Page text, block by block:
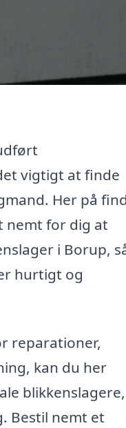
vigtigt at finde
Her på
nemt for dig at
i Borup,
hurtigt og
reparationer,
kan du her
blikkenslagere,
Bestil nemt et